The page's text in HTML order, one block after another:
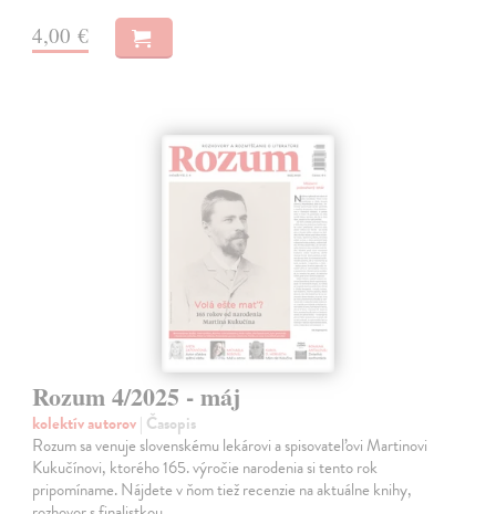
4,00 €
Rozum 4/2025 - máj
kolektív autorov| Časopis
Rozum sa venuje slovenskému lekárovi a spisovateľovi Martinovi
Kukučínovi, ktorého 165. výročie narodenia si tento rok
pripomíname. Nájdete v ňom tiež recenzie na aktuálne knihy,